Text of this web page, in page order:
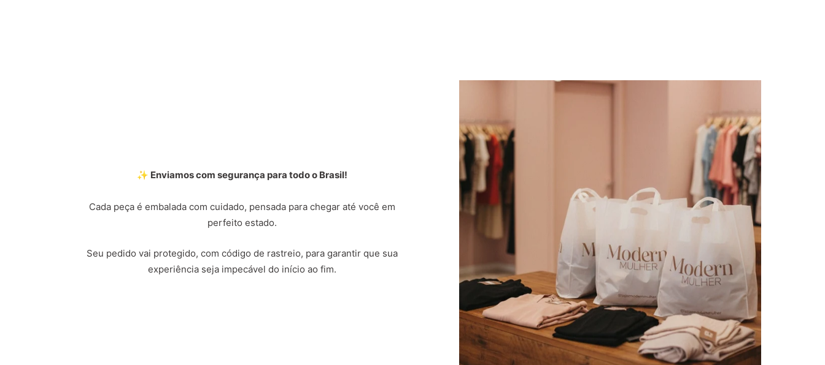
✨ Enviamos com segurança para todo o Brasil!
Cada peça é embalada com cuidado, pensada para chegar até você em
perfeito estado.
Seu pedido vai protegido, com código de rastreio, para garantir que sua
experiência seja impecável do início ao fim.